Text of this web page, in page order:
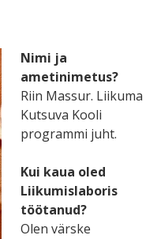
Nimi ja
ametinimetus?
Riin Massur. Liikuma
Kutsuva Kooli
programmi juht.
Kui kaua oled
Liikumislaboris
töötanud?
Olen värske